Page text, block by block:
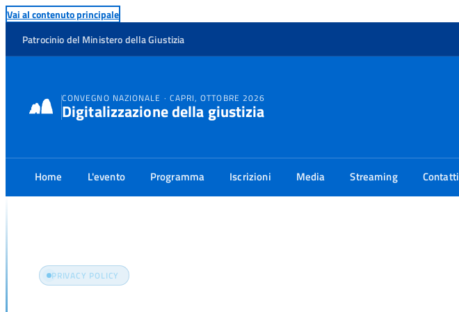
Vai al contenuto principale
Patrocinio del Ministero della Giustizia
CONVEGNO NAZIONALE · CAPRI, OTTOBRE 2026
Digitalizzazione della giustizia
Home L'evento Programma Iscrizioni Media Streaming Contatti
PRIVACY POLICY